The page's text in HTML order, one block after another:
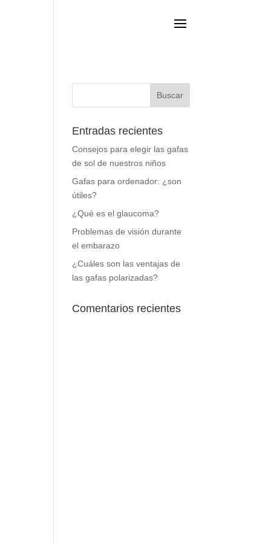
Entradas recientes
Consejos para elegir las gafas
de sol de nuestros niños
Gafas para ordenador: ¿son
útiles?
¿Qué es el glaucoma?
Problemas de visión durante
el embarazo
¿Cuáles son las ventajas de
las gafas polarizadas?
Comentarios recientes